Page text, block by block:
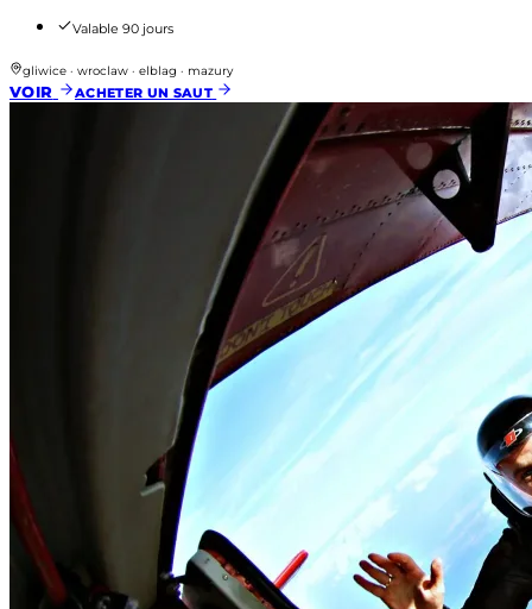
Valable 90 jours
gliwice · wroclaw · elblag · mazury
VOIR ACHETER UN SAUT